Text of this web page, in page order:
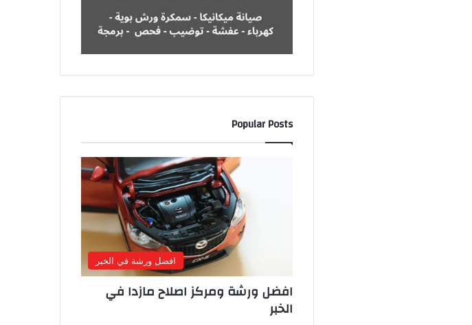
Popular Posts
افضل ورشة في الخبر
افضل ورشة ومركز اصلاح مازدا في
الخبر